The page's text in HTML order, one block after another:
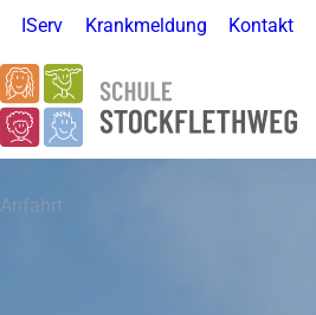
IServ Krankmeldung Kontakt
Anfahrt